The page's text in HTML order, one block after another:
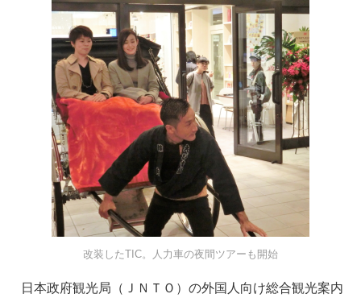
改装したTIC。人力車の夜間ツアーも開始
日本政府観光局（ＪＮＴＯ）の外国人向け総合観光案内